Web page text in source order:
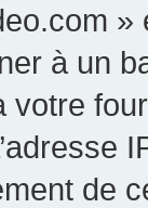
à un
de